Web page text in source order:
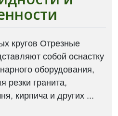
кругов Отрезные
собой оснастку
оборудования,
резки гранита,
кирпича и других ...